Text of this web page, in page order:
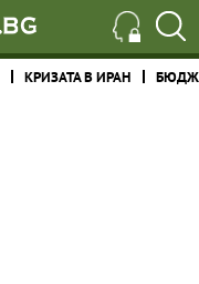
КРИЗАТА В ИРАН